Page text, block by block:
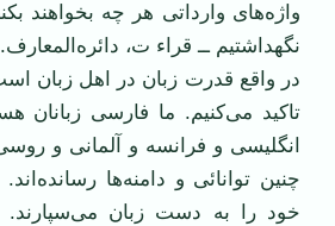
واژه‌های وارداتی هر چه بخواهند
نگهداشتیم ــ قراء ت، دائره‌المعارف.
در واقع قدرت زبان در اهل زبان
تاکید می‌کنیم. ما فارسی زبانان
انگلیسی و فرانسه و آلمانی و
چنین توانائی و دامنه‌ها
خود را به دست زبان می‌سپارند.